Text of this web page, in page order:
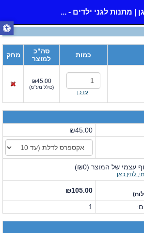
| מתנות לגני ילדים - ...
כמות
סה"כ
למוצר
מחק
עדכן
₪45.00
(כולל מע"מ)
₪45.00
עצמי של המוצר (
₪0
)
לחץ כאן
₪105.00
1